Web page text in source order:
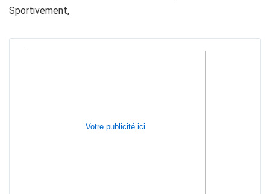
Sportivement,
Votre publicité ici